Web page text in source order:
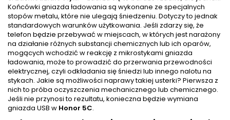
Końcówki gniazda ładowania są wykonane ze specjalnych
stopów metalu, które nie ulegają śniedzeniu. Dotyczy to jednak
standardowych warunków użytkowania. Jeśli zdarzy się, że
telefon będzie przebywać w miejscach, w których jest narażony
na działanie różnych substancji chemicznych lub ich oparów,
mogących wchodzić w reakcję z mikrostykami gniazda
ładowania, może to prowadzić do przerwania przewodności
elektrycznej, czyli odkładania się śniedzi lub innego nalotu na
stykach. Jakie są możliwości naprawy takiej usterki? Pierwsza z
nich to próba oczyszczenia mechanicznego lub chemicznego.
Jeśli nie przynosi to rezultatu, konieczna będzie wymiana
gniazda USB w Honor 5C.